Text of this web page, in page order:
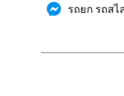
รถยก รถสไ